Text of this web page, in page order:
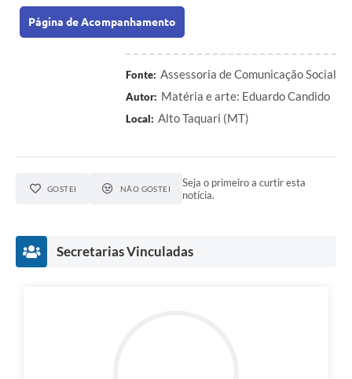
Página de Acompanhamento
Fonte: Assessoria de Comunicação Social
Autor: Matéria e arte: Eduardo Candido
Local: Alto Taquari (MT)
GOSTEI NÃO GOSTEI
Seja o primeiro a curtir esta
notícia.
Secretarias Vinculadas